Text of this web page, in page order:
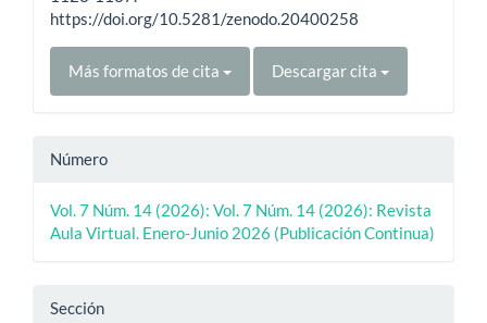
https://doi.org/10.5281/zenodo.20400258
Más formatos de cita Descargar cita
Número
Vol. 7 Núm. 14 (2026): Vol. 7 Núm. 14 (2026): Revista
Aula Virtual. Enero-Junio 2026 (Publicación Continua)
Sección